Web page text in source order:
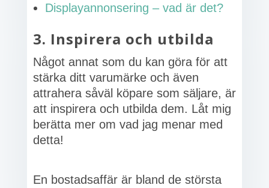
Displayannonsering – vad är det?
3. Inspirera och utbilda
Något annat som du kan göra för att
stärka ditt varumärke och även
attrahera såväl köpare som säljare, är
att inspirera och utbilda dem. Låt mig
berätta mer om vad jag menar med
detta!
En bostadsaffär är bland de största